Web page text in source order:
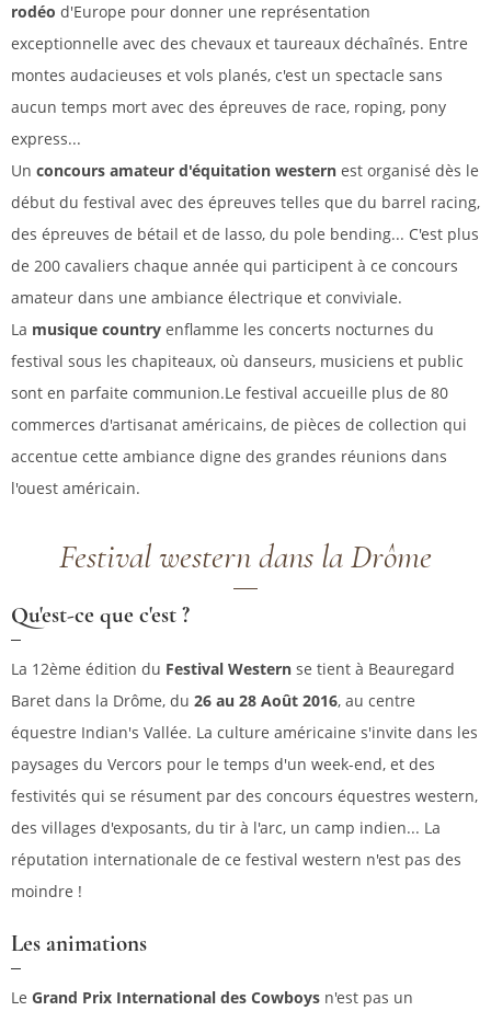
rodéo d'Europe pour donner une représentation
exceptionnelle avec des chevaux et taureaux déchaînés. Entre
montes audacieuses et vols planés, c'est un spectacle sans
aucun temps mort avec des épreuves de race, roping, pony
express...
Un concours amateur d'équitation western est organisé dès le
début du festival avec des épreuves telles que du barrel racing,
des épreuves de bétail et de lasso, du pole bending... C'est plus
de 200 cavaliers chaque année qui participent à ce concours
amateur dans une ambiance électrique et conviviale.
La musique country enflamme les concerts nocturnes du
festival sous les chapiteaux, où danseurs, musiciens et public
sont en parfaite communion.Le festival accueille plus de 80
commerces d'artisanat américains, de pièces de collection qui
accentue cette ambiance digne des grandes réunions dans
l'ouest américain.
Festival western dans la Drôme
Qu'est-ce que c'est ?
La 12ème édition du Festival Western se tient à Beauregard
Baret dans la Drôme, du 26 au 28 Août 2016, au centre
équestre Indian's Vallée. La culture américaine s'invite dans les
paysages du Vercors pour le temps d'un week-end, et des
festivités qui se résument par des concours équestres western,
des villages d'exposants, du tir à l'arc, un camp indien... La
réputation internationale de ce festival western n'est pas des
moindre !
Les animations
Le Grand Prix International des Cowboys n'est pas un